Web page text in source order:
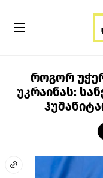
როგორ
უკრაინას: